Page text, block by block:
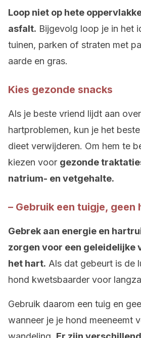
Loop niet op hete
asfalt. Bijgevolg loop je in het
tuinen, parken of straten met
aarde en gras.
Kies gezonde snacks
Als je beste vriend lijdt aan
hartproblemen, kun je het
dieet verwijderen. Om hem te
kiezen voor gezonde
natrium- en vetgehalte.
– Gebruik een tuigje, geen
Gebrek aan energie en
zorgen voor een geleidelijke
het hart. Als dat gebeurt is de
hond kwetsbaarder voor
Gebruik daarom een tuig en
wanneer je je hond meeneemt